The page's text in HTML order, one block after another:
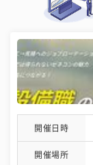
開催日時
開催場所